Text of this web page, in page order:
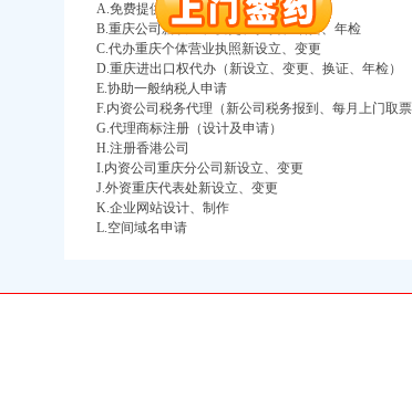
注册）
）
出口权)
万 （增资）
注册）
口权）
进出口权）
注册）
）
A.免费提供工商及税务咨询服务
B.重庆公司新设立、变更、验资、增资、年检
C.代办重庆个体营业执照新设立、变更
D.重庆进出口权代办（新设立、变更、换证、年检）
E.协助一般纳税人申请
F.内资公司税务代理（新公司税务报到、每月上门取
G.代理商标注册（设计及申请）
H.注册香港公司
I.内资公司重庆分公司新设立、变更
J.外资重庆代表处新设立、变更
K.企业网站设计、制作
L.空间域名申请